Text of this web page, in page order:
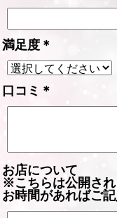
満足度 ＊
口コミ ＊
お店について
※こちらは公開され
お時間があればご